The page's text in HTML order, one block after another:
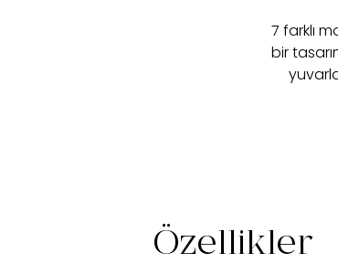
7 farklı
bir
Özellikler